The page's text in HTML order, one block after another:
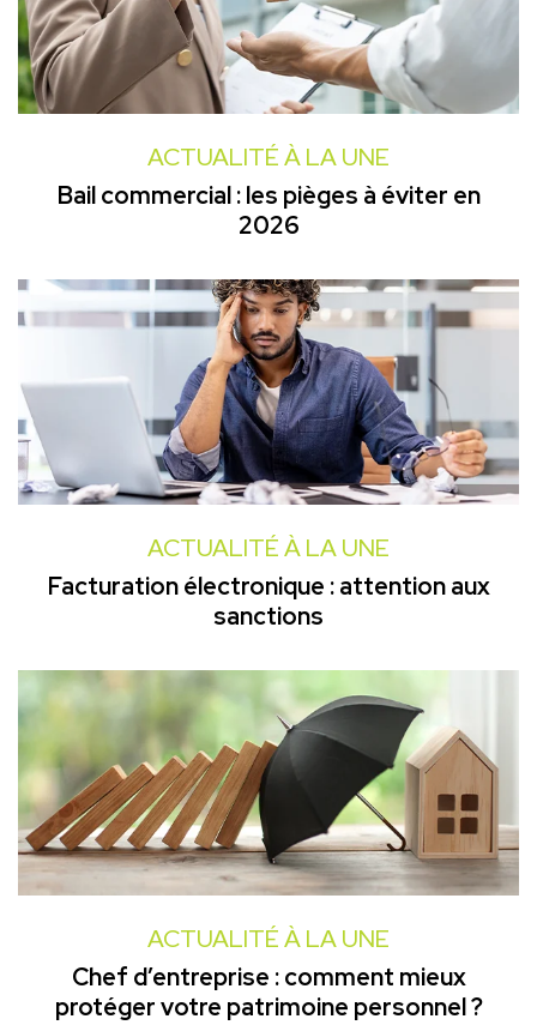
ACTUALITÉ À LA UNE
Bail commercial : les pièges à éviter en
2026
ACTUALITÉ À LA UNE
Facturation électronique : attention aux
sanctions
ACTUALITÉ À LA UNE
Chef d’entreprise : comment mieux
protéger votre patrimoine personnel ?